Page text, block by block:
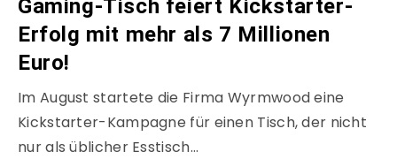
Gaming-Tisch feiert Kickstarter-
Erfolg mit mehr als 7 Millionen
Euro!
Im August startete die Firma Wyrmwood eine
Kickstarter-Kampagne für einen Tisch, der nicht
nur als üblicher Esstisch…